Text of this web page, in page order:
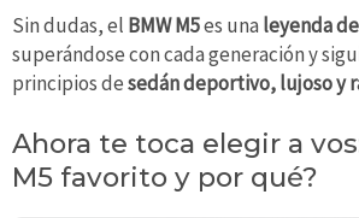
Sin dudas, el BMW M5es una leyenda
superándose con cada generación y
principios desedán deportivo, lujoso y
Ahora te toca elegir a
M5 favorito y por qué?